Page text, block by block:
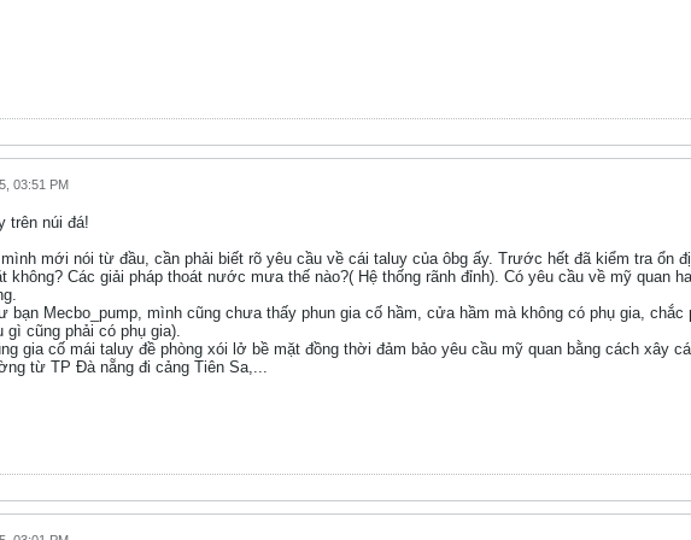
03:51 PM
trên núi đá!
mới nói từ đầu, cần phải biết rõ yêu cầu về cái taluy của ôbg ấy. Trước hết đã kiểm tra ổn
không? Các giải pháp thoát nước mưa thế nào?( Hệ thống rãnh đỉnh). Có yêu cầu về mỹ quan
bạn Mecbo_pump, mình cũng chưa thấy phun gia cố hầm, cửa hầm mà không có phụ gia,
gì cũng phải có phụ gia).
gia cố mái taluy đề phòng xói lở bề mặt đồng thời đảm bảo yêu cầu mỹ quan bằng cách xây
từ TP Đà nẵng đi cảng Tiên Sa,...